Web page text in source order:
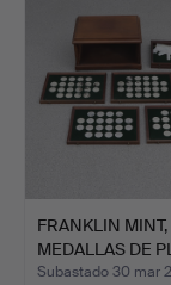
FRANKLIN MINT,
MEDALLAS DE
PIEZ…
Subastado 30 mar